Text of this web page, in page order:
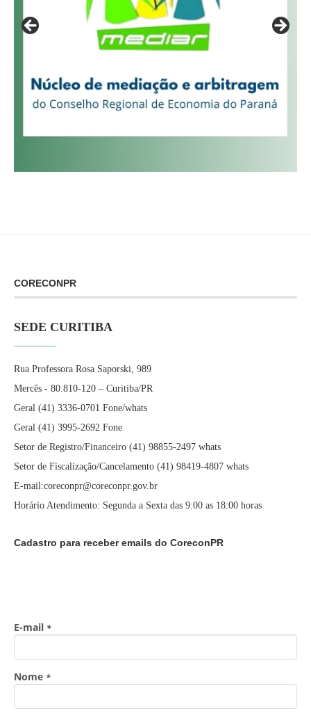
CORECONPR
SEDE CURITIBA
Rua Professora Rosa Saporski, 989
Mercês - 80.810-120 – Curitiba/PR
Geral (41) 3336-0701 Fone/whats
Geral (41) 3995-2692 Fone
Setor de Registro/Financeiro (41) 98855-2497 whats
Setor de Fiscalização/Cancelamento (41) 98419-4807 whats
E-mail:coreconpr@coreconpr.gov.br
Horário Atendimento: Segunda a Sexta das 9:00 as 18:00 horas
Cadastro para receber emails do CoreconPR